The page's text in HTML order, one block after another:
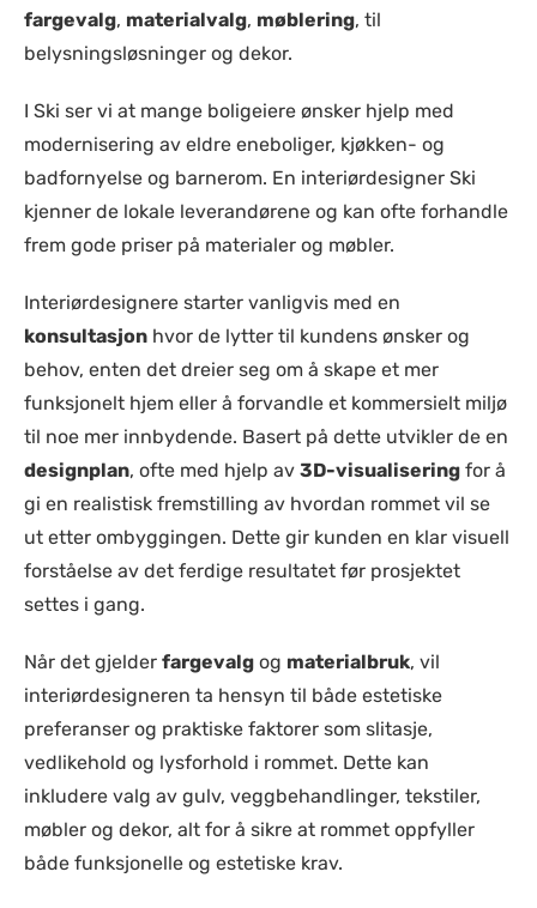
fargevalg, materialvalg, møblering, til
belysningsløsninger og dekor.
I Ski ser vi at mange boligeiere ønsker hjelp med
modernisering av eldre eneboliger, kjøkken- og
badfornyelse og barnerom. En interiørdesigner Ski
kjenner de lokale leverandørene og kan ofte forhandle
frem gode priser på materialer og møbler.
Interiørdesignere starter vanligvis med en
konsultasjon hvor de lytter til kundens ønsker og
behov, enten det dreier seg om å skape et mer
funksjonelt hjem eller å forvandle et kommersielt miljø
til noe mer innbydende. Basert på dette utvikler de en
designplan, ofte med hjelp av 3D-visualisering for å
gi en realistisk fremstilling av hvordan rommet vil se
ut etter ombyggingen. Dette gir kunden en klar visuell
forståelse av det ferdige resultatet før prosjektet
settes i gang.
Når det gjelder fargevalg og materialbruk, vil
interiørdesigneren ta hensyn til både estetiske
preferanser og praktiske faktorer som slitasje,
vedlikehold og lysforhold i rommet. Dette kan
inkludere valg av gulv, veggbehandlinger, tekstiler,
møbler og dekor, alt for å sikre at rommet oppfyller
både funksjonelle og estetiske krav.